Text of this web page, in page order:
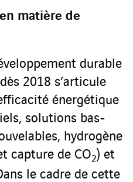
matière de
durable
2018 s’articule
énergétique
solutions bas-
hydrogène
capture de CO2) et
le cadre de cette